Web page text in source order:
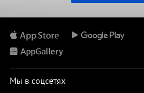
Мы в соцсетях